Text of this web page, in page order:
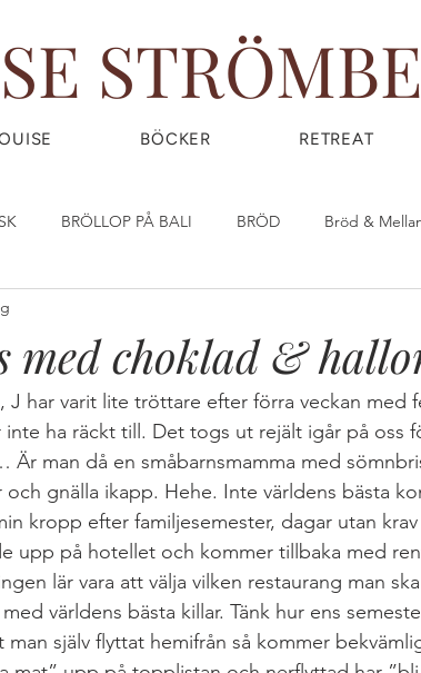
BÖCKER RETREAT
BRÖLLOP PÅ BALI BRÖD Bröd &
FRUKOST GIY - GROW IT YOURSELF Glass
Great Food GÖR DINA EGNA
& PALEO LÖPNING & TRÄNING Lunch &
RESA
med choklad &
J har varit lite tröttare efter förra veckan med
ha räckt till. Det togs ut rejält igår på oss
man då en småbarnsmamma med
gnälla ikapp. Hehe. Inte världens bästa
kropp efter familjesemester, dagar utan
upp på hotellet och kommer tillbaka med
lär vara att välja vilken restaurang man
världens bästa killar. Tänk hur ens
själv flyttat hemifrån så kommer